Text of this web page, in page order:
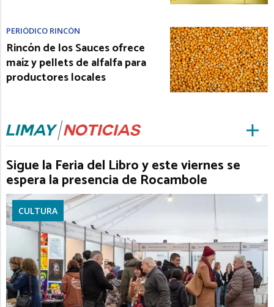
PERIÓDICO RINCÓN
Rincón de los Sauces ofrece
maíz y pellets de alfalfa para
productores locales
Sigue la Feria del Libro y este viernes se
espera la presencia de Rocambole
CULTURA